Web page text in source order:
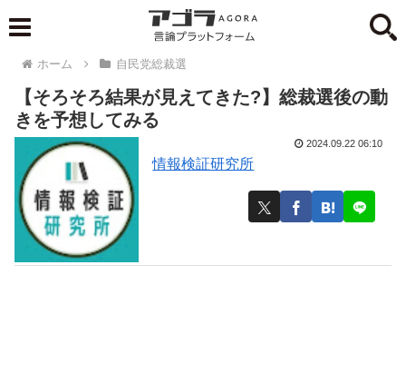
ホーム 自民党総裁選
【そろそろ結果が見えてきた?】総裁選後の動
きを予想してみる
情報検証研究所
2024.09.22 06:10